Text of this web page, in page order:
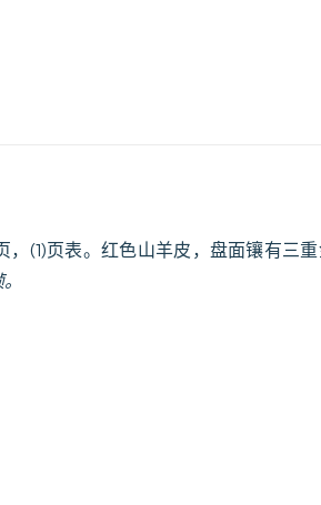
，(1)页表。红色山羊皮，盘面镶有三